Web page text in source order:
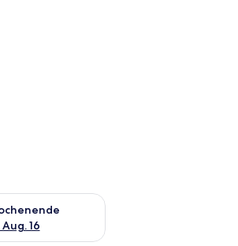
- Aug. 9.
16
für nächstes Wochenende, Aug.